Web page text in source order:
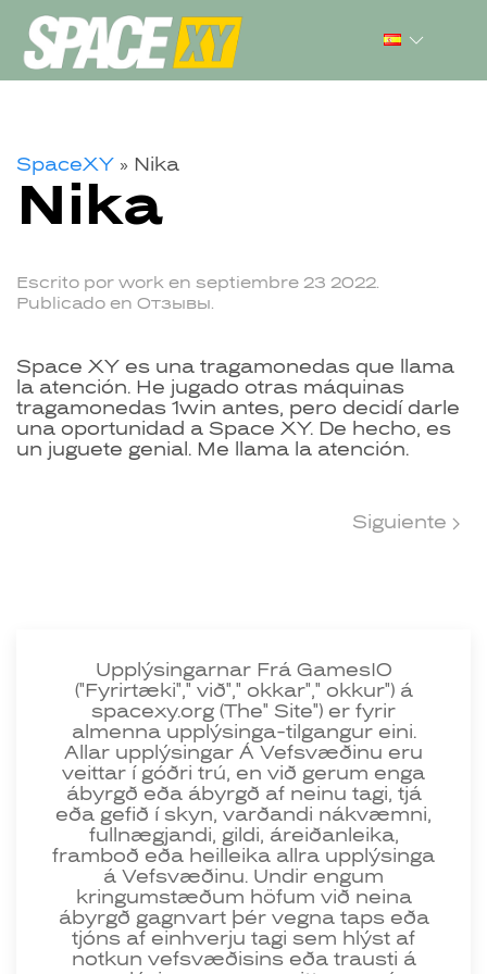
SpaceXY » Nika
Nika
Escrito por work en septiembre 23 2022.
Publicado en Отзывы.
Space XY es una tragamonedas que llama
la atención. He jugado otras máquinas
tragamonedas 1win antes, pero decidí darle
una oportunidad a Space XY. De hecho, es
un juguete genial. Me llama la atención.
Siguiente
Upplýsingarnar Frá GamesIO
("Fyrirtæki"," við"," okkar"," okkur") á
spacexy.org (The" Site") er fyrir
almenna upplýsinga-tilgangur eini.
Allar upplýsingar Á Vefsvæðinu eru
veittar í góðri trú, en við gerum enga
ábyrgð eða ábyrgð af neinu tagi, tjá
eða gefið í skyn, varðandi nákvæmni,
fullnægjandi, gildi, áreiðanleika,
framboð eða heilleika allra upplýsinga
á Vefsvæðinu. Undir engum
kringumstæðum höfum við neina
ábyrgð gagnvart þér vegna taps eða
tjóns af einhverju tagi sem hlýst af
notkun vefsvæðisins eða trausti á